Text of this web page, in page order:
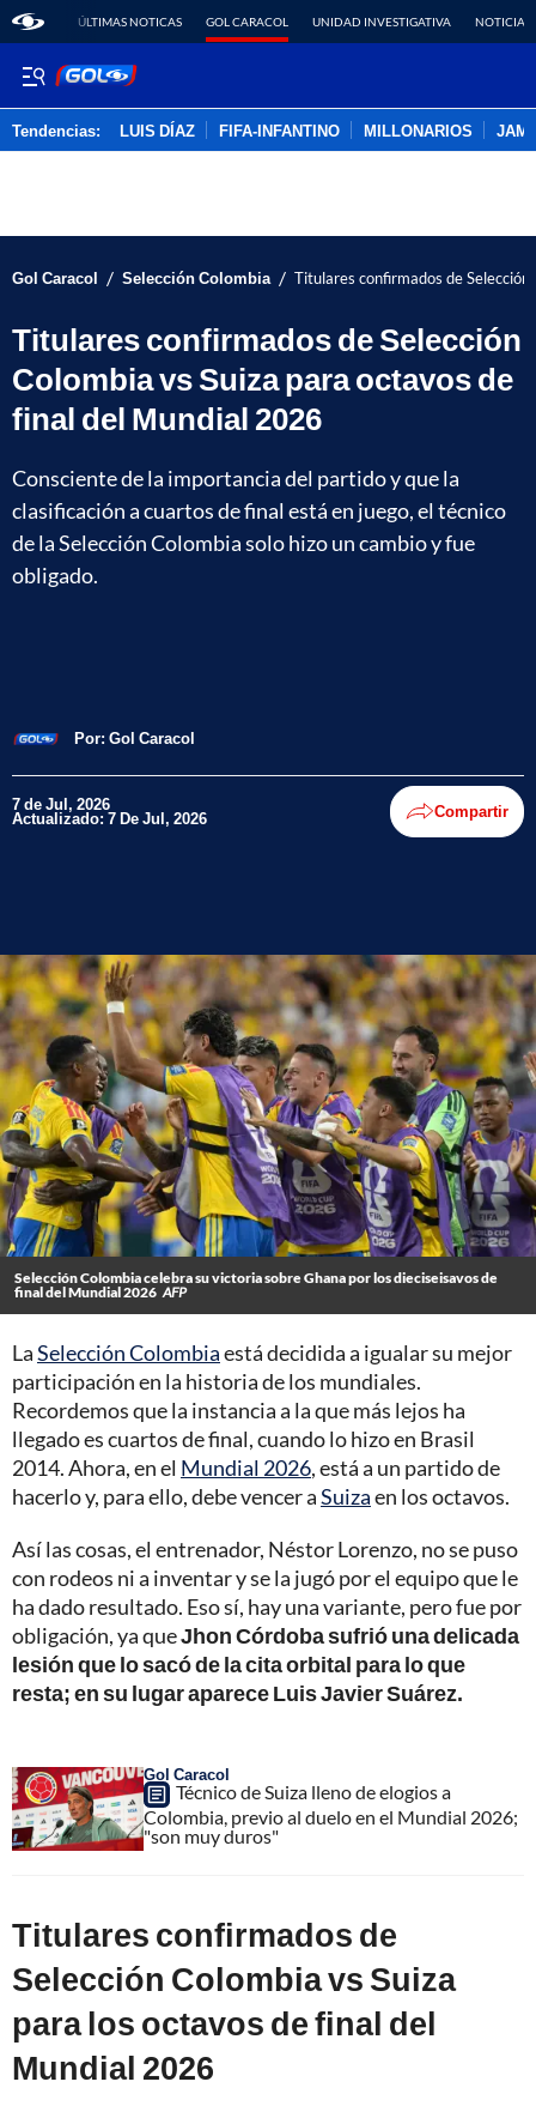
ÚLTIMAS NOTICAS GOL CARACOL UNIDAD INVESTIGATIVA NOTICIAS
Tendencias: LUIS DÍAZ FIFA-INFANTINO MILLONARIOS
Gol Caracol / Selección Colombia / Titulares confirmados de
Titulares confirmados de Selección
Colombia vs Suiza para octavos de
final del Mundial 2026
Consciente de la importancia del partido y que la
clasificación a cuartos de final está en juego, el técnico
de la Selección Colombia solo hizo un cambio y fue
obligado.
Por: Gol Caracol
7 de Jul, 2026
Actualizado: 7 De Jul, 2026 Compartir
Selección Colombia celebra su victoria sobre Ghana por los dieciseisavos de
final del Mundial 2026 AFP
LaSelección Colombiaestá decidida a igualar su mejor
participación en la historia de los mundiales.
Recordemos que la instancia a la que más lejos ha
llegado es cuartos de final, cuando lo hizo en Brasil
2014. Ahora, en el Mundial 2026, está a un partido de
hacerlo y, para ello, debe vencer aSuizaen los octavos.
Así las cosas, el entrenador, Néstor Lorenzo, no se puso
con rodeos ni a inventar y se la jugó por el equipo que le
ha dado resultado. Eso sí, hay una variante, pero fue por
obligación, ya queJhon Córdoba sufrió una delicada
lesión que lo sacó de la cita orbital para lo que
resta; en su lugar aparece Luis Javier Suárez.
Gol Caracol
Técnico de Suiza lleno de elogios a
Colombia, previo al duelo en el Mundial 2026;
"son muy duros"
Titulares confirmados de
Selección Colombia vs Suiza
para los octavos de final del
Mundial 2026